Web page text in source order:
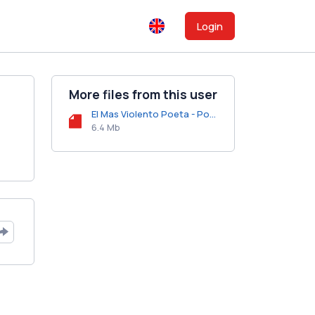
Login
More files from this user
El Mas Violento Poeta - Porque.mp3
6.4 Mb